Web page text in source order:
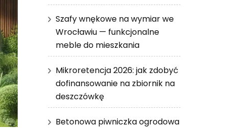
Szafy wnękowe na wymiar we
Wrocławiu — funkcjonalne
meble do mieszkania
Mikroretencja 2026: jak zdobyć
dofinansowanie na zbiornik na
deszczówkę
Betonowa piwniczka ogrodowa